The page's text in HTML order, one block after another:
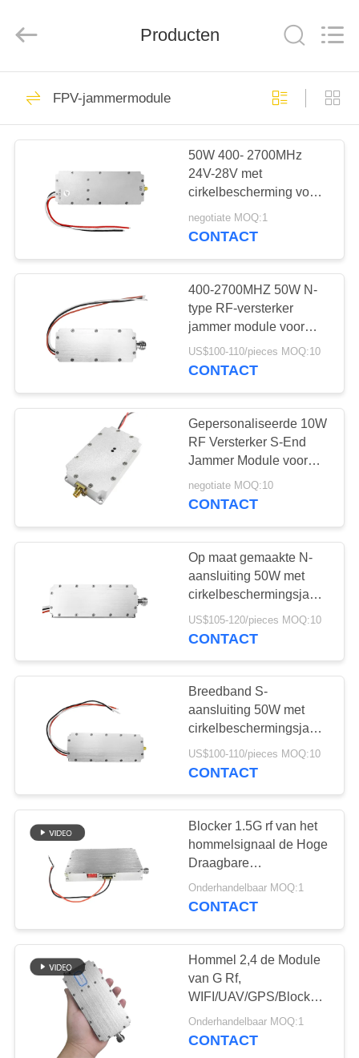
HUIS
PRODUCTEN
ONGEVEER
ONS
FABRIEKSREIS
KWALITEITSCONTROLE
CONTACTEER
ONS
NIEUWS
BLOGGEN
VERZOEK
CITAAT
PRIVACY
POLICY
Rights
Signal Jammer-
Drone-
jammermodule
21
FPV-jammermodule
109
rf-machtsversterker
36
Unidirectionele
versterker
15
Producten
FPV-jammermodule
50W 400- 2700MHz
24V-28V met
cirkelbescherming voor
anti-drone FPV UAV-
oplossingsjammermodule
negotiate MOQ:1
CONTACT
400-2700MHZ 50W N-
type RF-versterker
jammer module voor
anti-drone FPV
US$100-110/pieces MOQ:10
CONTACT
Gepersonaliseerde 10W
RF Versterker S-End
Jammer Module voor
Anti Drone FPV Jammer
1A Current
negotiate MOQ:10
CONTACT
Op maat gemaakte N-
aansluiting 50W met
voor anti-FPV
US$105-120/pieces MOQ:10
CONTACT
Breedband S-
aansluiting 50W met
voor drone-jammer
US$100-110/pieces MOQ:10
CONTACT
Blocker 1.5G rf van het
hommelsignaal de Hoge
Draagbare
Machts47dbm Aanwinst
van de Machtsmodule
Onderhandelbaar MOQ:1
CONTACT
Hommel 2,4 de Module
van G Rf,
WIFI/UAV/GPS/Blocker
Rf van de Celtelefoon de
Module van de
Onderhandelbaar MOQ:1
CONTACT